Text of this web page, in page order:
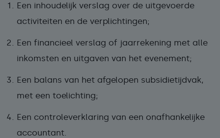
Een inhoudelijk verslag over de uitgevoerde
activiteiten en de verplichtingen;
Een financieel verslag of jaarrekening met alle
inkomsten en uitgaven van het evenement;
Een balans van het afgelopen subsidietijdvak,
met een toelichting;
Een controleverklaring van een onafhankelijke
accountant.